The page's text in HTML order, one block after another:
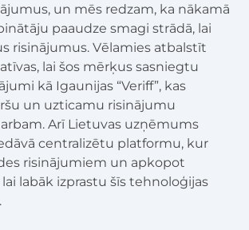
un mēs redzam, ka nākamā
paaudze smagi strādā, lai
risinājumus. Vēlamies atbalstīt
lai šos mērķus sasniegtu
kā Igaunijas “Veriff”, kas
un uzticamu risinājumu
Arī Lietuvas uzņēmums
centralizētu platformu, kur
risinājumiem un apkopot
labāk izprastu šīs tehnoloģijas